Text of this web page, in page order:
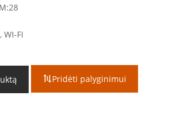
28
WI-FI
Pridėti palyginimui